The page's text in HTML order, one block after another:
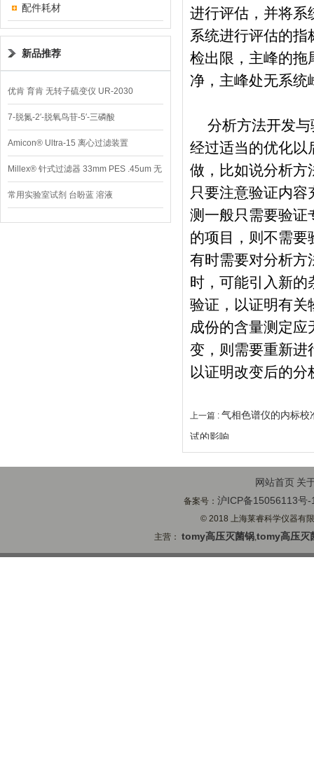
配件耗材
新品推荐
优肯 育肯 无转子硫变仪 UR-2030
7-脱氮-2′-脱氧鸟苷-5′-三磷酸
Amicon® Ultra-15 离心过滤装置
Millex® 针式过滤器 33mm PES .45um 无
菌
常用实验室试剂 台盼蓝 溶液
进行评估，并将系
系统进行评估的指
检出限，主峰的拖
净，主峰处无系统
分析方法开发
经过适当的优化以
做，比如说分析方
只要注意验证内
测一般只需要验证
的项目，则不需要
有时需要对分析方
时，可能引入新的
验证，以证明有关
成份的含量测定应
变，则需要重新进
以证明改变后的
上一篇 : 气相色谱仪的内标校
试的影响
网站首页 关
备案号：沪ICP备15056113号-
© 2018 上海莱睿科学仪器有
主营：tomy高压灭菌锅,tomy高压灭